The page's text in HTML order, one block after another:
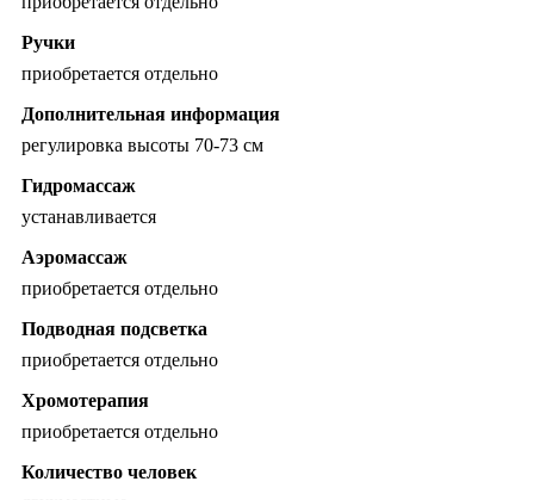
Ручки
приобретается отдельно
Дополнительная информация
регулировка высоты 70-73 см
Гидромассаж
устанавливается
Аэромассаж
приобретается отдельно
Подводная подсветка
приобретается отдельно
Хромотерапия
приобретается отдельно
Количество человек